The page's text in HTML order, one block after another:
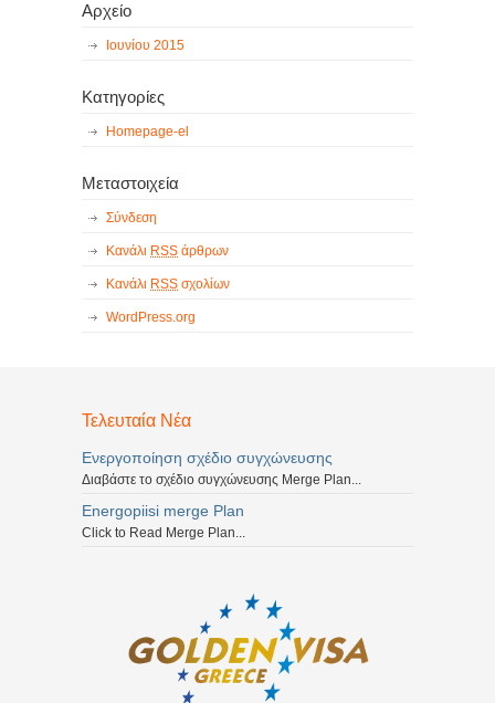
Αρχείο
Ιουνίου 2015
Κατηγορίες
Homepage-el
Μεταστοιχεία
Σύνδεση
Κανάλι RSS άρθρων
Κανάλι RSS σχολίων
WordPress.org
Τελευταία Νέα
Ενεργοποίηση σχέδιο συγχώνευσης
Διαβάστε το σχέδιο συγχώνευσης Merge Plan...
Energopiisi merge Plan
Click to Read Merge Plan...